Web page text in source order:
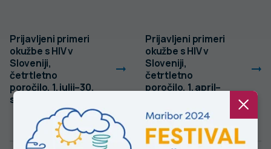
Prijavljeni primeri
okužbe s HIV v
Sloveniji,
četrtletno
poročilo, 1. julij–30.
september 2023
Prijavljeni primeri
okužbe s HIV v
Sloveniji,
četrtletno
poročilo, 1. april–